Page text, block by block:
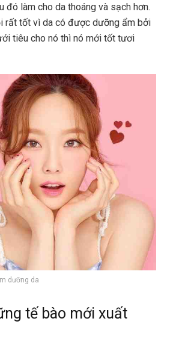
đó làm cho da thoáng và sạch hơn.
rất tốt vì da có được dưỡng ẩm bởi
tiêu cho nó thì nó mới tốt tươi
dưỡng da
tế bào mới xuất